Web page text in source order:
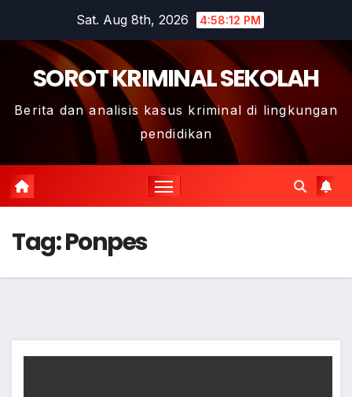
content
Sat. Aug 8th, 2026 4:58:12 PM
SOROT KRIMINAL SEKOLAH
Berita dan analisis kasus kriminal di lingkungan
pendidikan
Tag:Ponpes